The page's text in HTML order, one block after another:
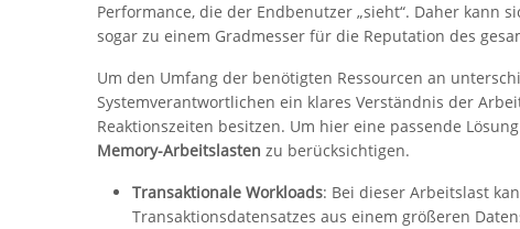
Performance, die der Endbenutzer „sieht“. Daher kann
sogar zu einem Gradmesser für die Reputation des
Um den Umfang der benötigten Ressourcen an
Systemverantwortlichen ein klares Verständnis der
Reaktionszeiten besitzen. Um hier eine passende
Memory-Arbeitslasten zu berücksichtigen.
Transaktionale Workloads: Bei dieser Arbeitslast
Transaktionsdatensatzes aus einem größeren